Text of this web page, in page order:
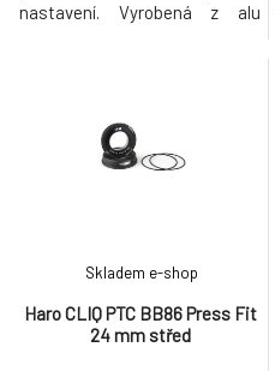
nastavení. Vyrobená z alu
černém povrchu Testováno
týmovými jezdci vč.
Haro CLIQ PTC BB86 Press Fit
24 mm střed
Skladem e-shop